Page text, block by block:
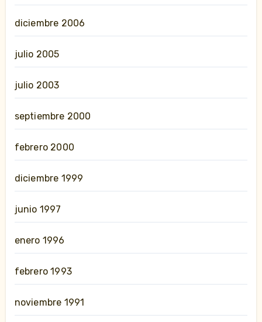
diciembre 2006
julio 2005
julio 2003
septiembre 2000
febrero 2000
diciembre 1999
junio 1997
enero 1996
febrero 1993
noviembre 1991